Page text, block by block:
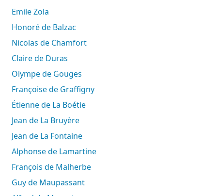
Emile Zola
Honoré de Balzac
Nicolas de Chamfort
Claire de Duras
Olympe de Gouges
Françoise de Graffigny
Étienne de La Boétie
Jean de La Bruyère
Jean de La Fontaine
Alphonse de Lamartine
François de Malherbe
Guy de Maupassant